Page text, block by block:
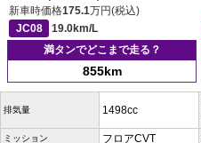
新車時価格175.1万円(税込)
JC08
19.0km/L
満タンでどこまで走る？
855km
排気量 1498cc
ミッション フロアCVT